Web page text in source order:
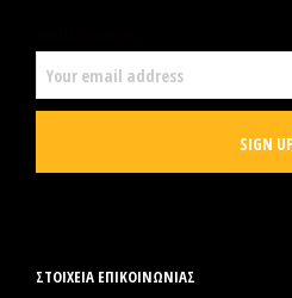
ΣΤΟΙΧΕΊΑ ΕΠΙΚΟΙΝΩΝΊΑΣ